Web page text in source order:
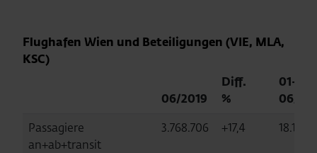
Flughafen Wien und Beteiligungen (VIE, MLA,
KSC)
06/2019
Diff.
%
01-
06/
Passagiere
an+ab+transit
3.768.706 +17,4